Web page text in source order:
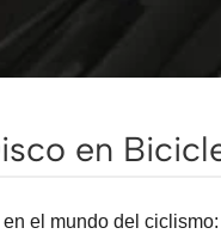
en
el mundo del